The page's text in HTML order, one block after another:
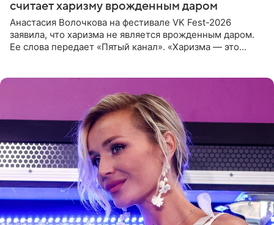
считает харизму врожденным даром
Анастасия Волочкова на фестивале VK Fest-2026
заявила, что харизма не является врожденным даром.
Ее слова передает «Пятый канал». «Харизма — это